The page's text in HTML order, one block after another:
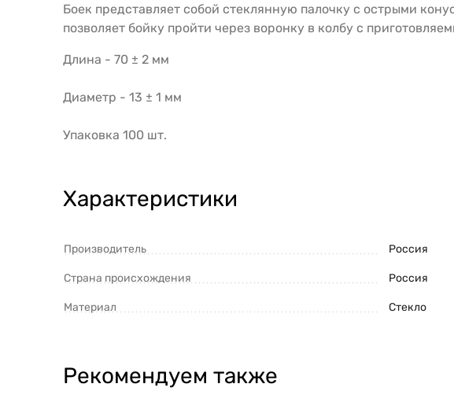
Боек представляет собой стеклянную палочку с острыми
позволяет бойку пройти через воронку в колбу с
Длина - 70 ± 2 мм
Диаметр - 13 ± 1 мм
Упаковка 100 шт.
Характеристики
Производитель Россия
Страна происхождения Россия
Материал Стекло
Рекомендуем также